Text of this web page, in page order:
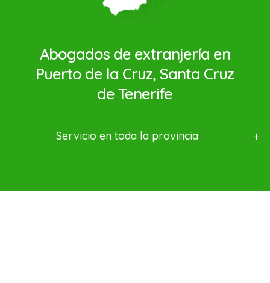
Abogados de extranjería en
Puerto de la Cruz, Santa Cruz
de Tenerife
Servicio en toda la provincia